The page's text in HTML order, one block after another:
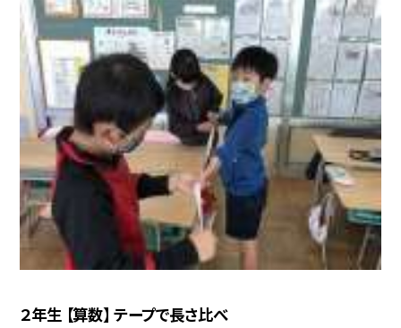
２年生 【算数】 テープで長さ比べ